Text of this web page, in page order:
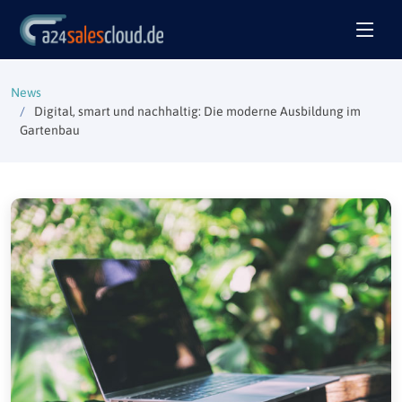
News
Digital, smart und nachhaltig: Die moderne Ausbildung im
Gartenbau